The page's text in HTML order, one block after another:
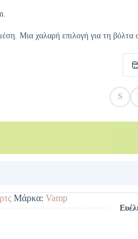
Μια χαλαρή επιλογή για τη βόλτα
S
Μάρκα: Vamp